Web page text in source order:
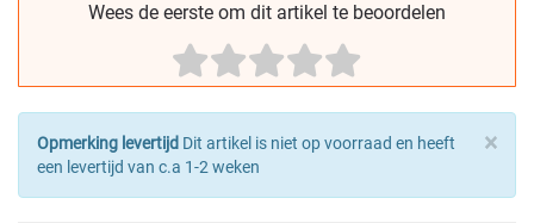
Wees de eerste om dit artikel te beoordelen
×
Opmerking levertijd Dit artikel is niet op voorraad en heeft
een levertijd van c.a 1-2 weken